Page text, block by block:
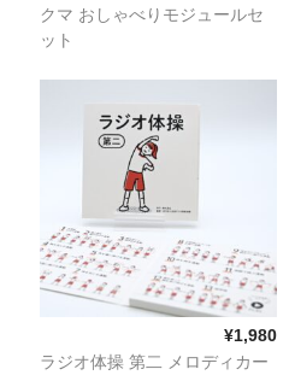
クマ おしゃべりモジュールセ
ット
¥1,980
ラジオ体操 第二 メロディカー